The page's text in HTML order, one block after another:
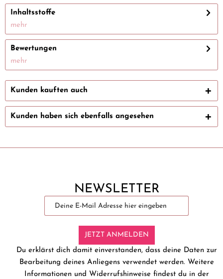
Inhaltsstoffe
mehr
Bewertungen
mehr
Kunden kauften auch
Kunden haben sich ebenfalls angesehen
NEWSLETTER
JETZT ANMELDEN
Du erklärst dich damit einverstanden, dass deine Daten zur
Bearbeitung deines Anliegens verwendet werden. Weitere
Informationen und Widerrufshinweise findest du in der